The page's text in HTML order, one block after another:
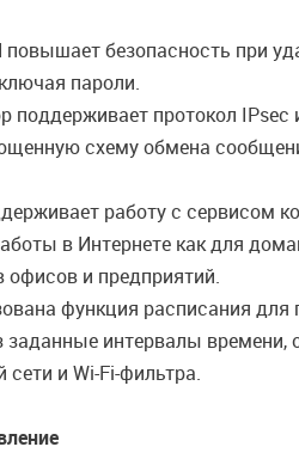
безопасность при
пароли.
поддерживает протокол
схему обмена
работу с сервисом
в Интернете как для
офисов и предприятий.
функция расписания
заданные интервалы
и Wi-Fi-фильтра.